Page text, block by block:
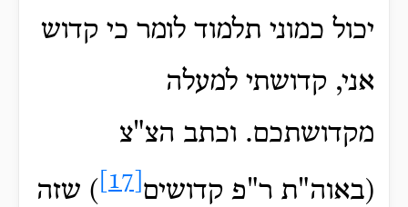
יכול כמוני תלמוד לומר כי קדוש
אני, קדושתי למעלה
מקדושתכם. וכתב הצ"צ
(באוה"ת ר"פ קדושים
) שזה